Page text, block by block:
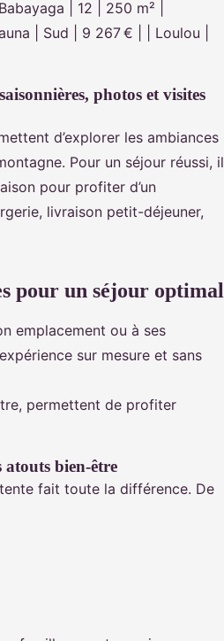
| 12 | 250 m² |
| Sud | 9 267 € | | Loulou |
photos et visites
d’explorer les ambiances
Pour un séjour réussi, il
pour profiter d’un
livraison petit-déjeuner,
pour un séjour optimal
emplacement ou à ses
sur mesure et sans
permettent de profiter
atouts bien-être
fait toute la différence. De